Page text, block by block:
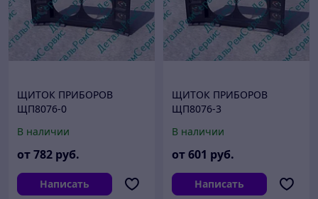
ЩИТОК ПРИБОРОВ
ЩП8076-0
В наличии
от782 руб.
Написать
ЩИТОК ПРИБОРОВ
ЩП8076-3
В наличии
от601 руб.
Написать